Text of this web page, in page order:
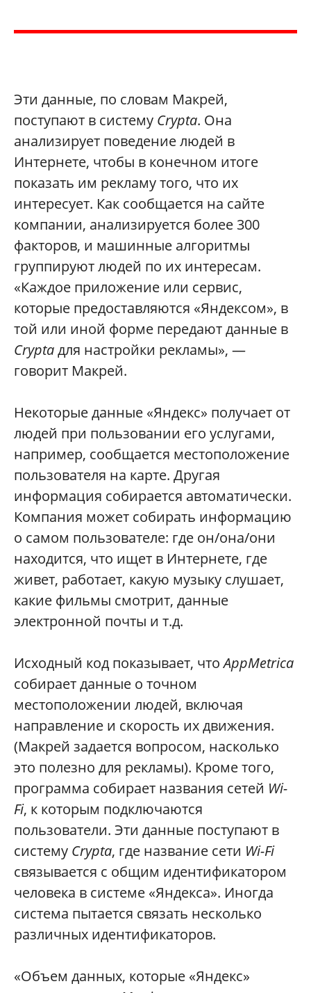
Эти данные, по словам Макрей,
поступают в систему Crypta. Она
анализирует поведение людей в
Интернете, чтобы в конечном итоге
показать им рекламу того, что их
интересует. Как сообщается на сайте
компании, анализируется более 300
факторов, и машинные алгоритмы
группируют людей по их интересам.
«Каждое приложение или сервис,
которые предоставляются «Яндексом», в
той или иной форме передают данные в
Cryptaдля настройки рекламы», —
говорит Макрей.
Некоторые данные «Яндекс» получает от
людей при пользовании его услугами,
например, сообщается местоположение
пользователя на карте. Другая
информация собирается автоматически.
Компания может собирать информацию
о самом пользователе: где он/она/они
находится, что ищет в Интернете, где
живет, работает, какую музыку слушает,
какие фильмы смотрит, данные
электронной почты и т.д.
Исходный код показывает, чтоAppMetrica
собирает данные о точном
местоположении людей, включая
направление и скорость их движения.
(Макрей задается вопросом, насколько
это полезно для рекламы). Кроме того,
программа собирает названия сетей Wi-
Fi, к которым подключаются
пользователи. Эти данные поступают в
систему Crypta, где название сети Wi-Fi
связывается с общим идентификатором
человека в системе «Яндекса». Иногда
система пытается связать несколько
различных идентификаторов.
«Объем данных, которые «Яндекс»